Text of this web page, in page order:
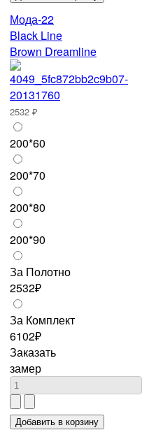
Мода-22
Black Line
Brown Dreamline
2532 ₽
200*60
200*70
200*80
200*90
За Полотно
2532₽
За Комплект
6102₽
Заказать
замер